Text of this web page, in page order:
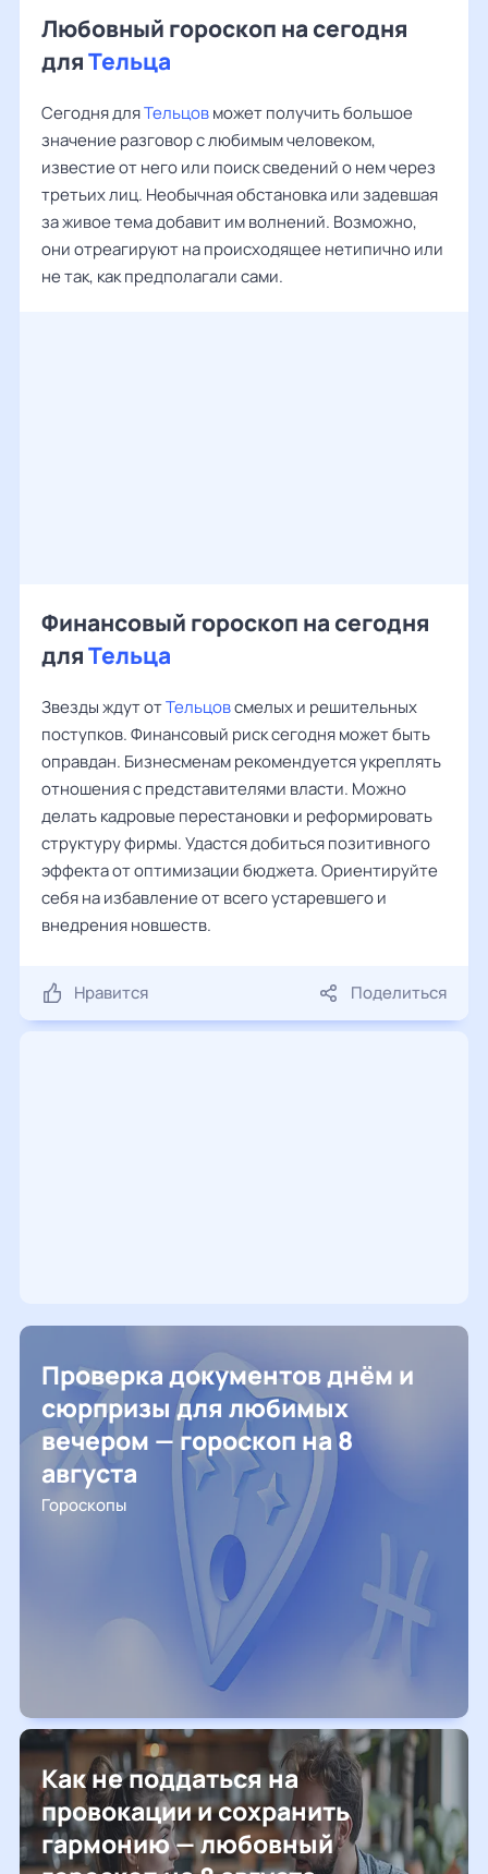
Любовный гороскоп на сегодня
дляТельца
Сегодня дляТельцовможет получить большое
значение разговор с любимым человеком,
известие от него или поиск сведений о нем через
третьих лиц. Необычная обстановка или задевшая
за живое тема добавит им волнений. Возможно,
они отреагируют на происходящее нетипично или
не так, как предполагали сами.
Финансовый гороскоп на сегодня
дляТельца
Звезды ждут отТельцовсмелых и решительных
поступков. Финансовый риск сегодня может быть
оправдан. Бизнесменам рекомендуется укреплять
отношения с представителями власти. Можно
делать кадровые перестановки и реформировать
структуру фирмы. Удастся добиться позитивного
эффекта от оптимизации бюджета. Ориентируйте
себя на избавление от всего устаревшего и
внедрения новшеств.
Нравится Поделиться
Проверка документов днём и
сюрпризы для любимых
вечером — гороскоп на 8
августа
Гороскопы
Как не поддаться на
провокации и сохранить
гармонию — любовный